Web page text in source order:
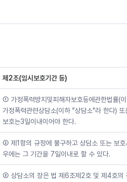
제2조(임시보호기간 등)
① 가정폭력방지및피해자보호등에관한법률(
가정폭력관련상담소(이하 "상담소"라 한다)
보호는3일이내이어야 한다.
② 제1항의 규정에 불구하고 상담소 또는 보
우에는 그 기간을 7일이내로 할 수 있다.
③ 상담소의 장은 법 제6조제2호 및 제4호의